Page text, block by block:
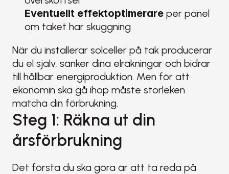
Eventuellt effektoptimerare per panel
om taket har skuggning
När du installerar solceller på tak producerar
du el själv, sänker dina elräkningar och bidrar
till hållbar energiproduktion. Men för att
ekonomin ska gå ihop måste storleken
matcha din förbrukning.
Steg 1: Räkna ut din
årsförbrukning
Det första du ska göra är att ta reda på